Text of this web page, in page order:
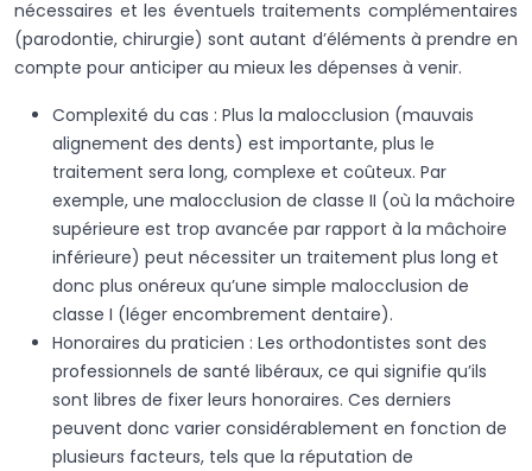
nécessaires et les éventuels traitements complémentaires
(parodontie, chirurgie) sont autant d’éléments à prendre en
compte pour anticiper au mieux les dépenses à venir.
Complexité du cas : Plus la malocclusion (mauvais
alignement des dents) est importante, plus le
traitement sera long, complexe et coûteux. Par
exemple, une malocclusion de classe II (où la mâchoire
supérieure est trop avancée par rapport à la mâchoire
inférieure) peut nécessiter un traitement plus long et
donc plus onéreux qu’une simple malocclusion de
classe I (léger encombrement dentaire).
Honoraires du praticien : Les orthodontistes sont des
professionnels de santé libéraux, ce qui signifie qu’ils
sont libres de fixer leurs honoraires. Ces derniers
peuvent donc varier considérablement en fonction de
plusieurs facteurs, tels que la réputation de